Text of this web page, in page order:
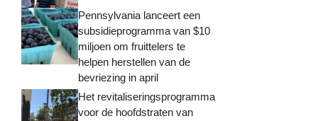
Pennsylvania lanceert een
subsidieprogramma van $10
miljoen om fruittelers te
helpen herstellen van de
bevriezing in april
Het revitaliseringsprogramma
voor de hoofdstraten van